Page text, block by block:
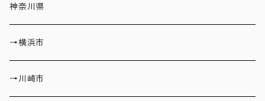
神奈川県
→横浜市
→川崎市